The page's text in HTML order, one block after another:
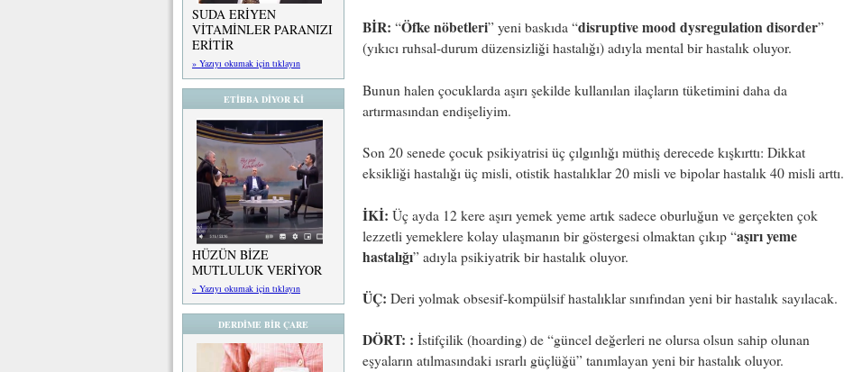
SUDA ERİYEN
VİTAMİNLER PARANIZI
ERİTİR
» Yazıyı okumak için tıklayın
ETİBBA DİYOR Kİ
HÜZÜN BİZE
MUTLULUK VERİYOR
» Yazıyı okumak için tıklayın
DERDİME BİR ÇARE
BİR: “Öfke nöbetleri” yeni baskıda “disruptive mood dysregulation disorder”
(yıkıcı ruhsal-durum düzensizliği hastalığı) adıyla mental bir hastalık oluyor.
Bunun halen çocuklarda aşırı şekilde kullanılan ilaçların tüketimini daha da
artırmasından endişeliyim.
Son 20 senede çocuk psikiyatrisi üç çılgınlığı müthiş derecede kışkırttı: Dikkat
eksikliği hastalığı üç misli, otistik hastalıklar 20 misli ve bipolar hastalık 40 misli arttı.
İKİ: Üç ayda 12 kere aşırı yemek yeme artık sadece oburluğun ve gerçekten çok
lezzetli yemeklere kolay ulaşmanın bir göstergesi olmaktan çıkıp “aşırı yeme
hastalığı” adıyla psikiyatrik bir hastalık oluyor.
ÜÇ: Deri yolmak obsesif-kompülsif hastalıklar sınıfından yeni bir hastalık sayılacak.
DÖRT: : İstifçilik (hoarding) de “güncel değerleri ne olursa olsun sahip olunan
eşyaların atılmasındaki ısrarlı güçlüğü” tanımlayan yeni bir hastalık oluyor.